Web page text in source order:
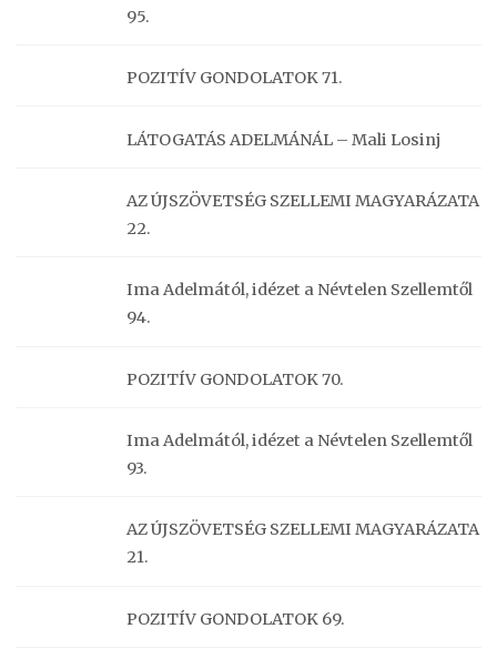
95.
POZITÍV GONDOLATOK 71.
LÁTOGATÁS ADELMÁNÁL – Mali Losinj
AZ ÚJSZÖVETSÉG SZELLEMI MAGYARÁZATA
22.
Ima Adelmától, idézet a Névtelen Szellemtől
94.
POZITÍV GONDOLATOK 70.
Ima Adelmától, idézet a Névtelen Szellemtől
93.
AZ ÚJSZÖVETSÉG SZELLEMI MAGYARÁZATA
21.
POZITÍV GONDOLATOK 69.